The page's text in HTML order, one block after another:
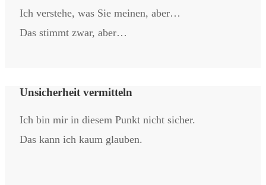
Ich verstehe, was Sie meinen, aber…
Das stimmt zwar, aber…
Unsicherheit vermitteln
Ich bin mir in diesem Punkt nicht sicher.
Das kann ich kaum glauben.